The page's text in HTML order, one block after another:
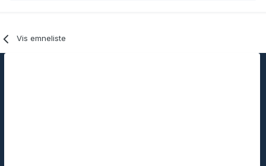
Vis emneliste